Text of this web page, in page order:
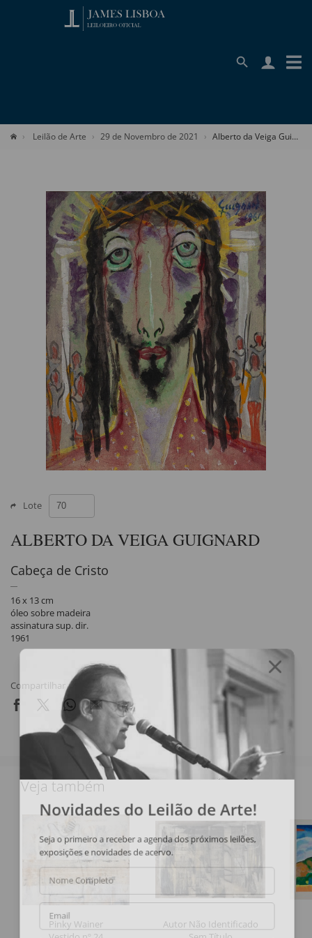
Leilão de Arte 29 de Novembro de 2021 Alberto da Veiga Guignard
Lote
ALBERTO DA VEIGA GUIGNARD
Cabeça de Cristo
16 x 13 cm
óleo sobre madeira
assinatura sup. dir.
1961
Compartilhar
Veja também
Pinky Wainer
Autor Não Identificado
Novidades do Leilão de Arte!
Seja o primeiro a receber a agenda dos próximos leilões,
exposições e novidades de acervo.
Nome Completo
Email